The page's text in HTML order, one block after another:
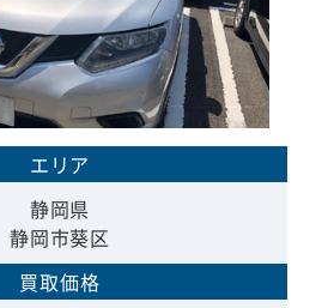
エリア
静岡県
静岡市葵区
買取価格